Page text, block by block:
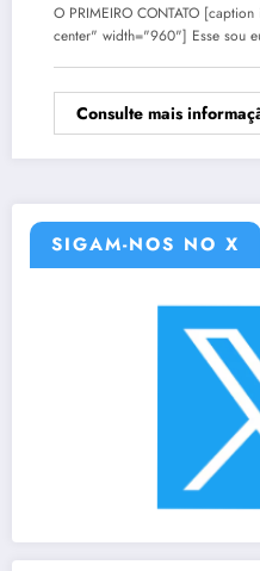
O PRIMEIRO CONTATO
center" width="960"] Esse sou
Consulte mais
SIGAM-NOS NO X